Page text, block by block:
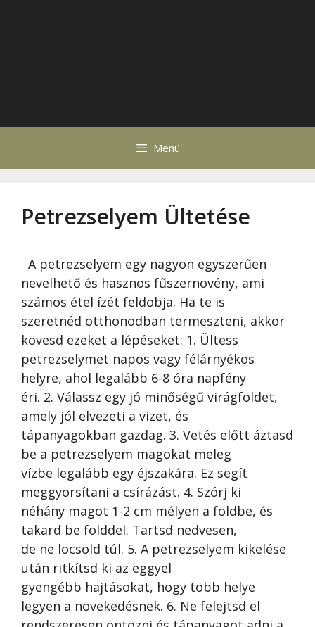
Menü
Petrezselyem Ültetése
A petrezselyem egy nagyon egyszerűen
nevelhető és hasznos fűszernövény, ami
számos étel ízét feldobja. Ha te is
szeretnéd otthonodban termeszteni, akkor
kövesd ezeket a lépéseket: 1. Ültess
petrezselymet napos vagy félárnyékos
helyre, ahol legalább 6-8 óra napfény
éri. 2. Válassz egy jó minőségű virágföldet,
amely jól elvezeti a vizet, és
tápanyagokban gazdag. 3. Vetés előtt áztasd
be a petrezselyem magokat meleg
vízbe legalább egy éjszakára. Ez segít
meggyorsítani a csírázást. 4. Szórj ki
néhány magot 1-2 cm mélyen a földbe, és
takard be földdel. Tartsd nedvesen,
de ne locsold túl. 5. A petrezselyem kikelése
után ritkítsd ki az eggyel
gyengébb hajtásokat, hogy több helye
legyen a növekedésnek. 6. Ne felejtsd el